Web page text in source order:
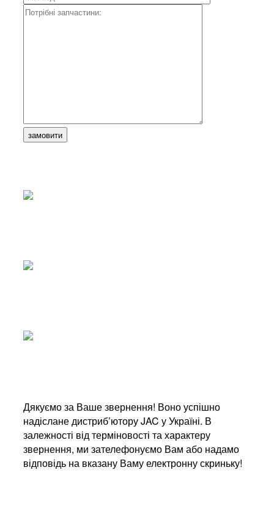
Дякуємо за Ваше звернення! Воно успішно
надіслане дистриб’ютору JAC у Україні. В
залежності від терміновості та характеру
звернення, ми зателефонуємо Вам або надамо
відповідь на вказану Ваму електронну скриньку!